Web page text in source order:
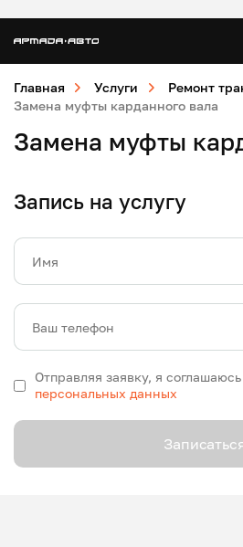
Главная Услуги
Ремонт
Замена муфты карданного вала
Замена муфты
Запись на услугу
Имя
Ваш телефон
Отправляя заявку, я соглашаюсь
персональных данных